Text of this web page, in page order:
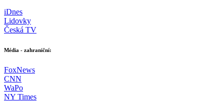
iDnes
Lidovky
Česká TV
Média - zahraniční:
FoxNews
CNN
WaPo
NY Times